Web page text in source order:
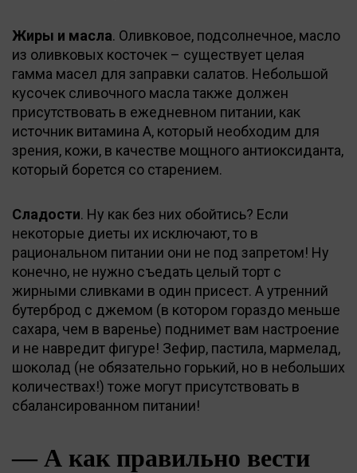
Жиры и масла. Оливковое, подсолнечное, масло
из оливковых косточек – существует целая
гамма масел для заправки салатов. Небольшой
кусочек сливочного масла также должен
присутствовать в ежедневном питании, как
источник витамина А, который необходим для
зрения, кожи, в качестве мощного антиоксиданта,
который борется со старением.
Сладости. Ну как без них обойтись? Если
некоторые диеты их исключают, то в
рациональном питании они не под запретом! Ну
конечно, не нужно съедать целый торт с
жирными сливками в один присест. А утренний
бутерброд с джемом (в котором гораздо меньше
сахара, чем в варенье) поднимет вам настроение
и не навредит фигуре! Зефир, пастила, мармелад,
шоколад (не обязательно горький, но в небольших
количествах!) тоже могут присутствовать в
сбалансированном питании!
— А как правильно вести